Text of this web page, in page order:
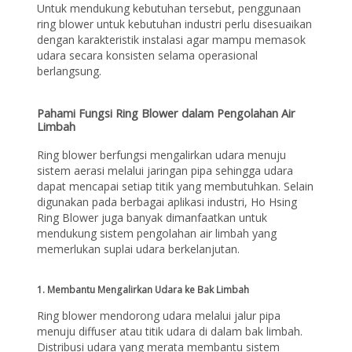
Untuk mendukung kebutuhan tersebut, penggunaan
ring blower untuk kebutuhan industri perlu disesuaikan
dengan karakteristik instalasi agar mampu memasok
udara secara konsisten selama operasional
berlangsung.
Pahami Fungsi Ring Blower dalam Pengolahan Air
Limbah
Ring blower berfungsi mengalirkan udara menuju
sistem aerasi melalui jaringan pipa sehingga udara
dapat mencapai setiap titik yang membutuhkan. Selain
digunakan pada berbagai aplikasi industri, Ho Hsing
Ring Blower juga banyak dimanfaatkan untuk
mendukung sistem pengolahan air limbah yang
memerlukan suplai udara berkelanjutan.
1. Membantu Mengalirkan Udara ke Bak Limbah
Ring blower mendorong udara melalui jalur pipa
menuju diffuser atau titik udara di dalam bak limbah.
Distribusi udara yang merata membantu sistem